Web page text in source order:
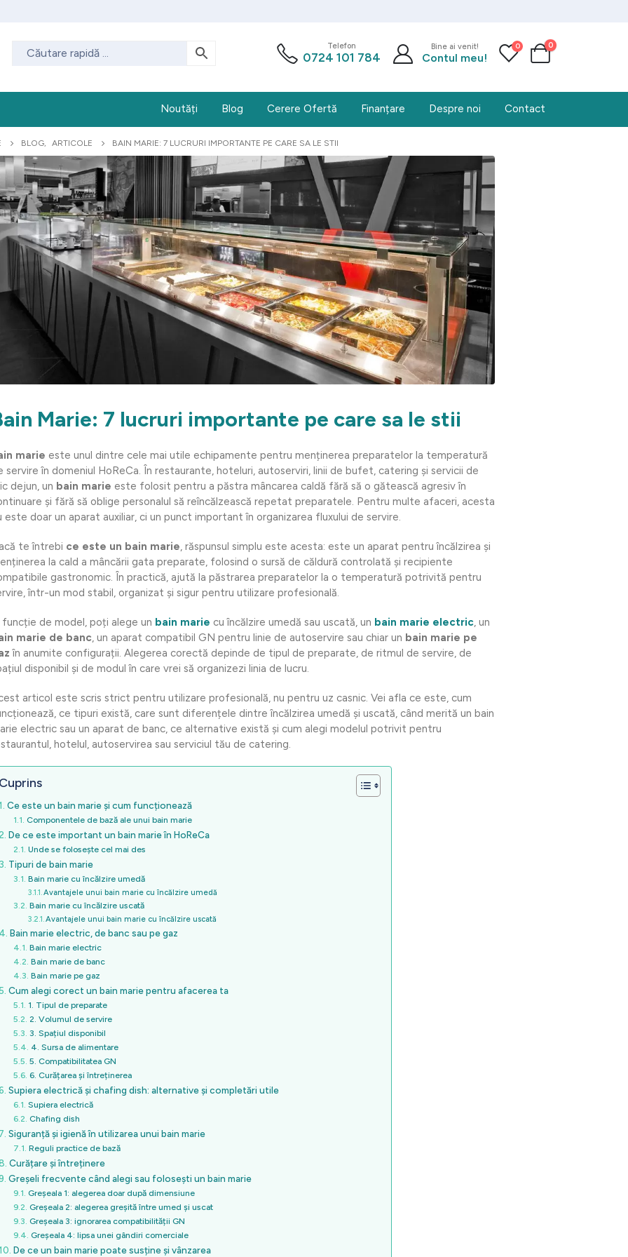
Telefon
0724 101 784
Bine ai venit!
Contul meu!
0 0
Noutăți Blog Cerere Ofertă Finanțare Despre noi Contact
BLOG, ARTICOLE BAIN MARIE: 7 LUCRURI IMPORTANTE PE CARE SA LE STII
Marie: 7 lucruri importante pe care sa le stii
marie este unul dintre cele mai utile echipamente pentru menținerea preparatelor la temperatură
servire în domeniul HoReCa. În restaurante, hoteluri, autoserviri, linii de bufet, catering și servicii de
dejun, un bain marie este folosit pentru a păstra mâncarea caldă fără să o gătească agresiv în
și fără să oblige personalul să reîncălzească repetat preparatele. Pentru multe afaceri, acesta
este doar un aparat auxiliar, ci un punct important în organizarea fluxului de servire.
te întrebi ce este un bain marie, răspunsul simplu este acesta: este un aparat pentru încălzirea și
la cald a mâncării gata preparate, folosind o sursă de căldură controlată și recipiente
gastronomic. În practică, ajută la păstrarea preparatelor la o temperatură potrivită pentru
într-un mod stabil, organizat și sigur pentru utilizare profesională.
funcție de model, poți alege un bain marie cu încălzire umedă sau uscată, un bain marie electric, un
marie de banc, un aparat compatibil GN pentru linie de autoservire sau chiar un bain marie pe
în anumite configurații. Alegerea corectă depinde de tipul de preparate, de ritmul de servire, de
disponibil și de modul în care vrei să organizezi linia de lucru.
articol este scris strict pentru utilizare profesională, nu pentru uz casnic. Vei afla ce este, cum
ce tipuri există, care sunt diferențele dintre încălzirea umedă și uscată, când merită un bain
electric sau un aparat de banc, ce alternative există și cum alegi modelul potrivit pentru
hotelul, autoservirea sau serviciul tău de catering.
Cuprins
Ce este un bain marie și cum funcționează
Componentele de bază ale unui bain marie
De ce este important un bain marie în HoReCa
Unde se folosește cel mai des
Tipuri de bain marie
Bain marie cu încălzire umedă
Avantajele unui bain marie cu încălzire umedă
Bain marie cu încălzire uscată
Avantajele unui bain marie cu încălzire uscată
Bain marie electric, de banc sau pe gaz
Bain marie electric
Bain marie de banc
Bain marie pe gaz
Cum alegi corect un bain marie pentru afacerea ta
1. Tipul de preparate
2. Volumul de servire
3. Spațiul disponibil
4. Sursa de alimentare
5. Compatibilitatea GN
6. Curățarea și întreținerea
Supiera electrică și chafing dish: alternative și completări utile
Supiera electrică
Chafing dish
Siguranță și igienă în utilizarea unui bain marie
Reguli practice de bază
Curățare și întreținere
Greșeli frecvente când alegi sau folosești un bain marie
Greșeala 1: alegerea doar după dimensiune
Greșeala 2: alegerea greșită între umed și uscat
Greșeala 3: ignorarea compatibilității GN
Greșeala 4: lipsa unei gândiri comerciale
De ce un bain marie poate susține și vânzarea